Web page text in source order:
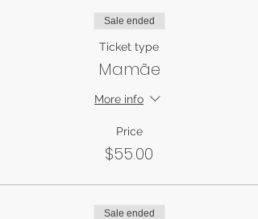
Sale ended
Ticket type
Mamãe
More info
Price
$55.00
Sale ended